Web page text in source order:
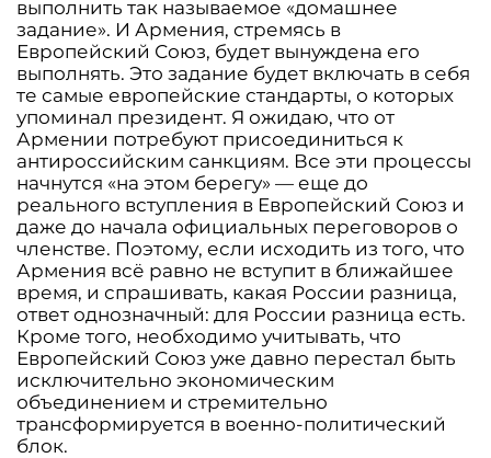
выполнить так называемое «домашнее
задание». И Армения, стремясь в
Европейский Союз, будет вынуждена его
выполнять. Это задание будет включать в себя
те самые европейские стандарты, о которых
упоминал президент. Я ожидаю, что от
Армении потребуют присоединиться к
антироссийским санкциям. Все эти процессы
начнутся «на этом берегу» — еще до
реального вступления в Европейский Союз и
даже до начала официальных переговоров о
членстве. Поэтому, если исходить из того, что
Армения всё равно не вступит в ближайшее
время, и спрашивать, какая России разница,
ответ однозначный: для России разница есть.
Кроме того, необходимо учитывать, что
Европейский Союз уже давно перестал быть
исключительно экономическим
объединением и стремительно
трансформируется в военно-политический
блок.